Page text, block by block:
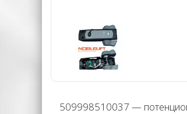
509998510037 —